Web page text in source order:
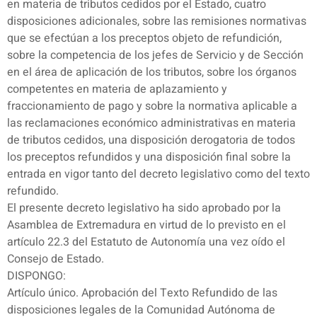
en materia de tributos cedidos por el Estado, cuatro
disposiciones adicionales, sobre las remisiones normativas
que se efectúan a los preceptos objeto de refundición,
sobre la competencia de los jefes de Servicio y de Sección
en el área de aplicación de los tributos, sobre los órganos
competentes en materia de aplazamiento y
fraccionamiento de pago y sobre la normativa aplicable a
las reclamaciones económico administrativas en materia
de tributos cedidos, una disposición derogatoria de todos
los preceptos refundidos y una disposición final sobre la
entrada en vigor tanto del decreto legislativo como del texto
refundido.
El presente decreto legislativo ha sido aprobado por la
Asamblea de Extremadura en virtud de lo previsto en el
artículo 22.3 del Estatuto de Autonomía una vez oído el
Consejo de Estado.
DISPONGO:
Artículo único. Aprobación del Texto Refundido de las
disposiciones legales de la Comunidad Autónoma de